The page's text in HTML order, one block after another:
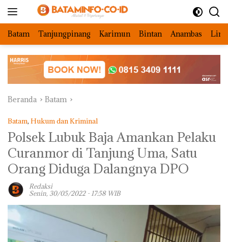
Batam Tanjungpinang Karimun Bintan Anambas
Beranda Batam
Batam, Hukum dan Kriminal
Polsek Lubuk Baja Amankan Pelaku
Curanmor di Tanjung Uma, Satu
Orang Diduga Dalangnya DPO
Redaksi
Senin, 30/05/2022 - 17:58 WIB